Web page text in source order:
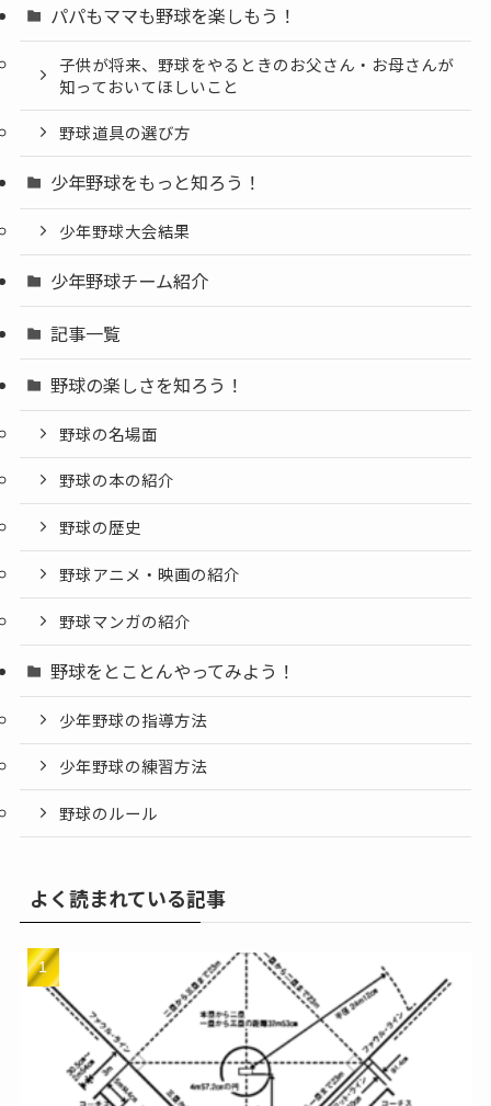
パパもママも野球を楽しもう！
子供が将来、野球をやるときのお父さん・お母さんが
知っておいてほしいこと
野球道具の選び方
少年野球をもっと知ろう！
少年野球大会結果
少年野球チーム紹介
記事一覧
野球の楽しさを知ろう！
野球の名場面
野球の本の紹介
野球の歴史
野球アニメ・映画の紹介
野球マンガの紹介
野球をとことんやってみよう！
少年野球の指導方法
少年野球の練習方法
野球のルール
よく読まれている記事